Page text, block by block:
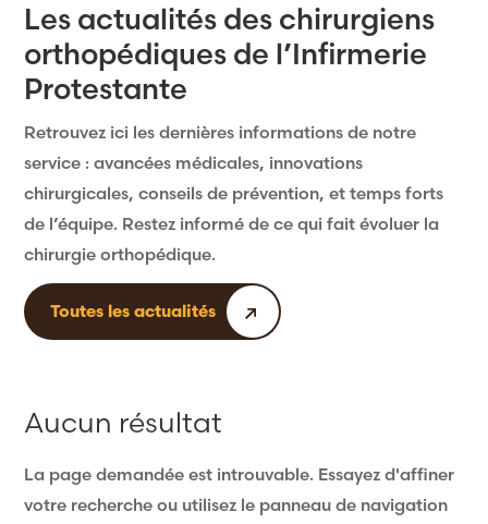
Les actualités des chirurgiens
orthopédiques de l’Infirmerie
Protestante
Retrouvez ici les dernières informations de notre
service : avancées médicales, innovations
chirurgicales, conseils de prévention, et temps forts
de l’équipe. Restez informé de ce qui fait évoluer la
chirurgie orthopédique.
Toutes les actualités
Aucun résultat
La page demandée est introuvable. Essayez d'affiner
votre recherche ou utilisez le panneau de navigation